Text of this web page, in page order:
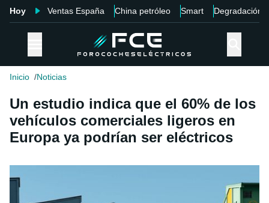
Hoy Ventas España China petróleo Smart Degradación
Inicio Noticias
Un estudio indica que el 60% de los
vehículos comerciales ligeros en
Europa ya podrían ser eléctricos